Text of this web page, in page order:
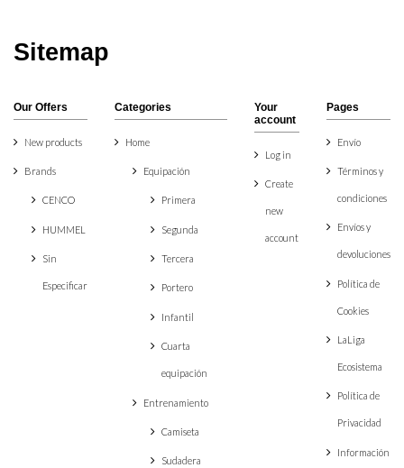
Sitemap
Our Offers
New products
Brands
CENCO
HUMMEL
Sin
Especificar
Categories
Home
Equipación
Primera
Segunda
Tercera
Portero
Infantil
Cuarta
equipación
Entrenamiento
Camiseta
Sudadera
Your
account
Log in
Create
new
account
Pages
Envío
Términos y
condiciones
Envíos y
devoluciones
Política de
Cookies
LaLiga
Ecosistema
Política de
Privacidad
Información